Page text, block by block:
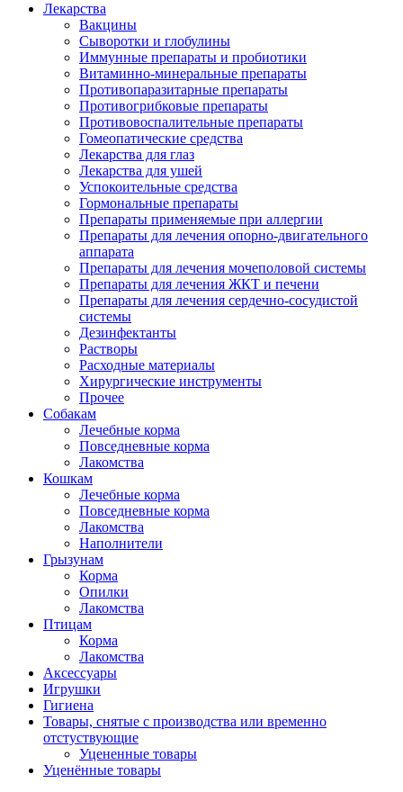
Лекарства
Вакцины
Сыворотки и глобулины
Иммунные препараты и пробиотики
Витаминно-минеральные препараты
Противопаразитарные препараты
Противогрибковые препараты
Противовоспалительные препараты
Гомеопатические средства
Лекарства для глаз
Лекарства для ушей
Успокоительные средства
Гормональные препараты
Препараты применяемые при аллергии
Препараты для лечения опорно-двигательного
аппарата
Препараты для лечения мочеполовой системы
Препараты для лечения ЖКТ и печени
Препараты для лечения сердечно-сосудистой
системы
Дезинфектанты
Растворы
Расходные материалы
Хирургические инструменты
Прочее
Собакам
Лечебные корма
Повседневные корма
Лакомства
Кошкам
Лечебные корма
Повседневные корма
Лакомства
Наполнители
Грызунам
Корма
Опилки
Лакомства
Птицам
Корма
Лакомства
Аксессуары
Игрушки
Гигиена
Товары, снятые с производства или временно
отстуствующие
Уцененные товары
Уценённые товары